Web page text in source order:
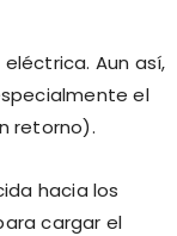
Aun así,
el
retorno).
hacia los
cargar el